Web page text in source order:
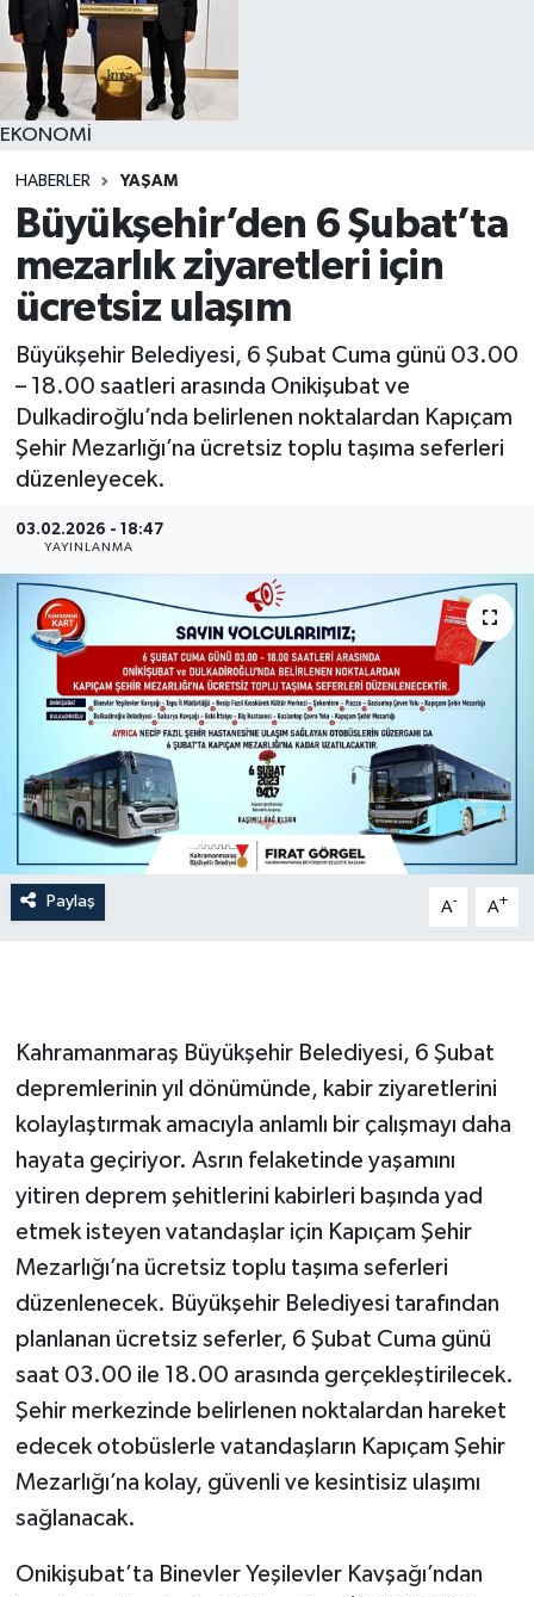
EKONOMİ
HABERLER YAŞAM
Büyükşehir’den 6 Şubat’ta
mezarlık ziyaretleri için
ücretsiz ulaşım
Büyükşehir Belediyesi, 6 Şubat Cuma günü 03.00
– 18.00 saatleri arasında Onikişubat ve
Dulkadiroğlu’nda belirlenen noktalardan Kapıçam
Şehir Mezarlığı’na ücretsiz toplu taşıma seferleri
düzenleyecek.
03.02.2026 - 18:47
YAYINLANMA
Paylaş A- A+
Kahramanmaraş Büyükşehir Belediyesi, 6 Şubat
depremlerinin yıl dönümünde, kabir ziyaretlerini
kolaylaştırmak amacıyla anlamlı bir çalışmayı daha
hayata geçiriyor. Asrın felaketinde yaşamını
yitiren deprem şehitlerini kabirleri başında yad
etmek isteyen vatandaşlar için Kapıçam Şehir
Mezarlığı’na ücretsiz toplu taşıma seferleri
düzenlenecek. Büyükşehir Belediyesi tarafından
planlanan ücretsiz seferler, 6 Şubat Cuma günü
saat 03.00 ile 18.00 arasında gerçekleştirilecek.
Şehir merkezinde belirlenen noktalardan hareket
edecek otobüslerle vatandaşların Kapıçam Şehir
Mezarlığı’na kolay, güvenli ve kesintisiz ulaşımı
sağlanacak.
Onikişubat’ta Binevler Yeşilevler Kavşağı’ndan
YAŞAM